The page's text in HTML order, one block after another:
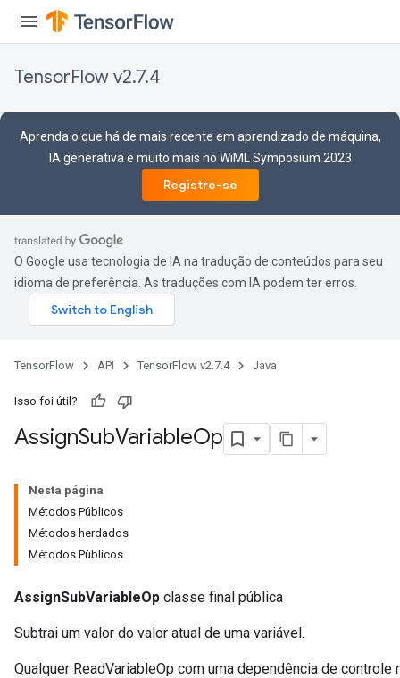
TensorFlow v2.7.4
Aprenda o que há de mais recente em aprendizado de máquina,
IA generativa e muito mais no WiML Symposium 2023
Registre-se
O Google usa tecnologia de IA na tradução de conteúdos para seu
idioma de preferência. As traduções com IA podem ter erros.
TensorFlow API TensorFlow v2.7.4 Java
Isso foi útil?
AssignSubVariableOp
Nesta página
Métodos Públicos
Métodos herdados
Métodos Públicos
AssignSubVariableOp classe final pública
Subtrai um valor do valor atual de uma variável.
Qualquer ReadVariableOp com uma dependência de